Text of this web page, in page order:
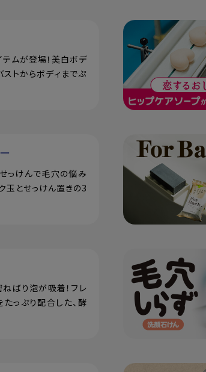
ムが登場！美白ボデ
ストからボディまでぷ
っけんで毛穴の悩み
玉とせっけん置きの3
ばり泡が吸着！フレ
っぷり配合した、酵